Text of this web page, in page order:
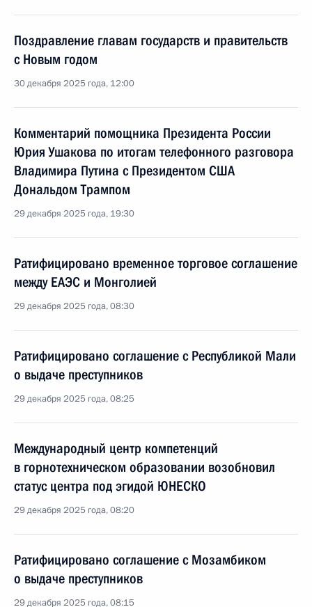
Поздравление главам государств и правительств
с Новым годом
30 декабря 2025 года, 12:00
Комментарий помощника Президента России
Юрия Ушакова по итогам телефонного разговора
Владимира Путина с Президентом США
Дональдом Трампом
29 декабря 2025 года, 19:30
Ратифицировано временное торговое соглашение
между ЕАЭС и Монголией
29 декабря 2025 года, 08:30
Ратифицировано соглашение с Республикой Мали
о выдаче преступников
29 декабря 2025 года, 08:25
Международный центр компетенций
в горнотехническом образовании возобновил
статус центра под эгидой ЮНЕСКО
29 декабря 2025 года, 08:20
Ратифицировано соглашение с Мозамбиком
о выдаче преступников
29 декабря 2025 года, 08:15